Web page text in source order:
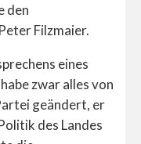
den
Filzmaier.
eines
zwar alles von
geändert, er
des Landes